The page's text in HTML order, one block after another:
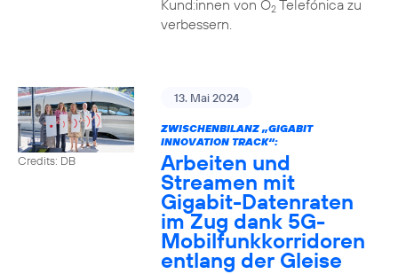
Kund:innen von O2Telefónica zu
verbessern.
Credits: DB
13. Mai 2024
ZWISCHENBILANZ „GIGABIT
INNOVATION TRACK“:
Arbeiten und
Streamen mit
Gigabit-Datenraten
im Zug dank 5G-
Mobilfunkkorridoren
entlang der Gleise